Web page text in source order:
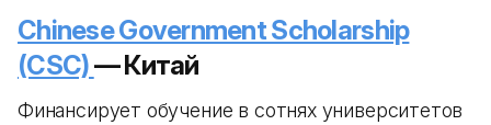
Chinese Government Scholarship
(CSC)— Китай
Финансирует обучение в сотнях университетов